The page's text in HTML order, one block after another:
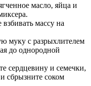
масло, яйца и
массу на
муку с разрыхлителем
до однородной
сердцевину и семечки,
сбрызните соком